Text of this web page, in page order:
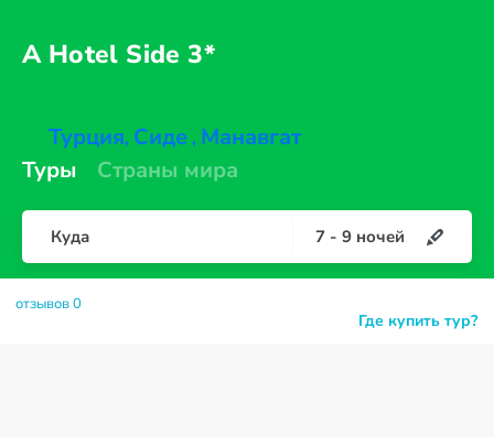
A Hotel Side 3*
Турция, Сиде , Манавгат
Туры
Страны мира
Куда 7 - 9 ночей
Где купить тур?
отзывов 0